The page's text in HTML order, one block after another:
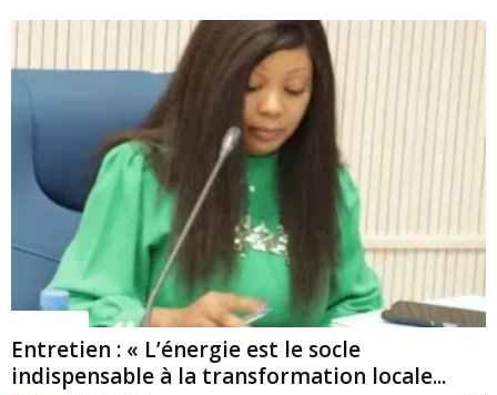
Entretien : « L’énergie est le socle
indispensable à la transformation locale...